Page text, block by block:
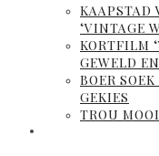
KAAPSTAD
‘VINTAGE
KORTFILM
GEWELD
BOER
GEKIES
TROU